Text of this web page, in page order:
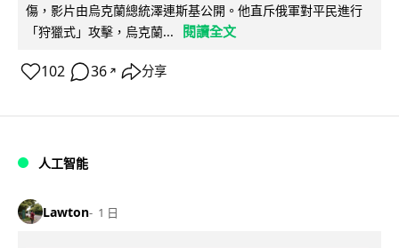
傷，影片由烏克蘭總統澤連斯基公開。他直斥俄軍對平民進行
「狩獵式」攻擊，烏克蘭...
閱讀全文
102 36 ↗ 分享
人工智能
Lawton 1 日